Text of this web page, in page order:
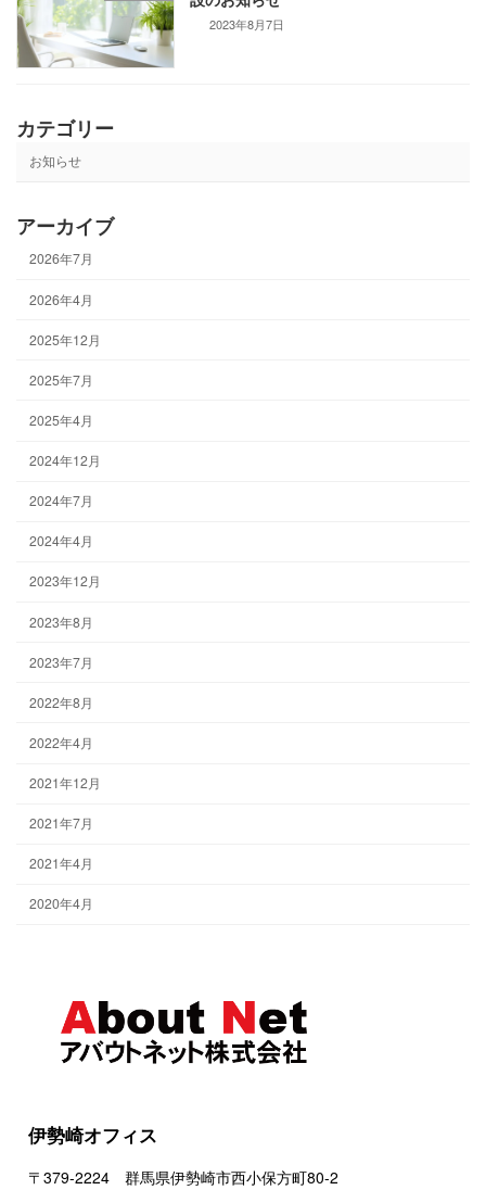
2023年8月7日
カテゴリー
お知らせ
アーカイブ
2026年7月
2026年4月
2025年12月
2025年7月
2025年4月
2024年12月
2024年7月
2024年4月
2023年12月
2023年8月
2023年7月
2022年8月
2022年4月
2021年12月
2021年7月
2021年4月
2020年4月
伊勢崎オフィス
〒379-2224 群馬県伊勢崎市西小保方町80-2